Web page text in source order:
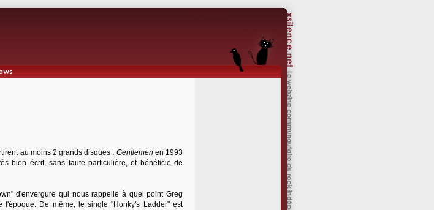
au moins 2 grands disques : Gentlemen en 1993
bien écrit, sans faute particulière, et bénéficie de
d'envergure qui nous rappelle à quel point Greg
De même, le single "Honky's Ladder" est